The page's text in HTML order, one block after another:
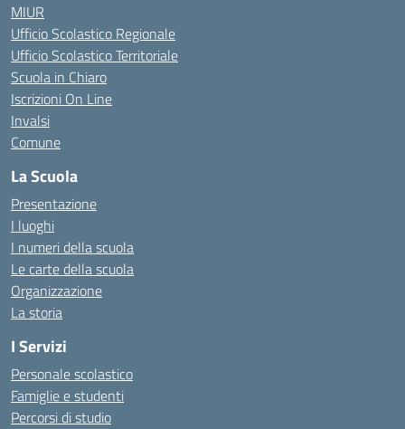
MIUR
Ufficio Scolastico Regionale
Ufficio Scolastico Territoriale
Scuola in Chiaro
Iscrizioni On Line
Invalsi
Comune
La Scuola
Presentazione
I luoghi
I numeri della scuola
Le carte della scuola
Organizzazione
La storia
I Servizi
Personale scolastico
Famiglie e studenti
Percorsi di studio